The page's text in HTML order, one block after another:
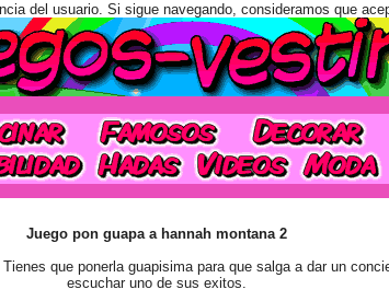
Juego pon guapa a hannah montana 2
que ponerla guapisima para que salga a dar un
escuchar uno de sus exitos.
del usuario. Si sigue navegando, consideramos que